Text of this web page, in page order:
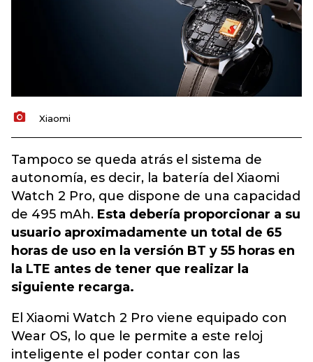
Xiaomi
Tampoco se queda atrás el sistema de
autonomía, es decir, la batería del Xiaomi
Watch 2 Pro, que dispone de una capacidad
de 495 mAh. Esta debería proporcionar a su
usuario aproximadamente un total de 65
horas de uso en la versión BT y 55 horas en
la LTE antes de tener que realizar la
siguiente recarga.
El Xiaomi Watch 2 Pro viene equipado con
Wear OS, lo que le permite a este reloj
inteligente el poder contar con las